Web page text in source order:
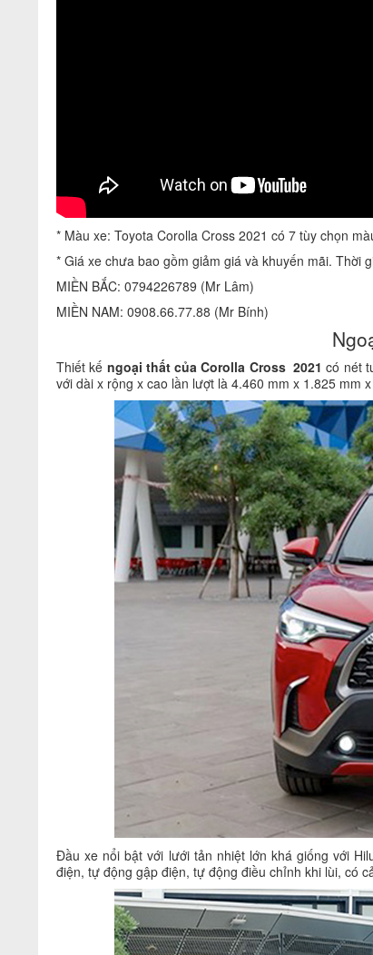
* Màu xe: Toyota Corolla Cross 2021 có 7 tùy chọn
* Giá xe chưa bao gồm giảm giá và khuyến mãi. Thời
MIỀN BẮC: 0794226789 (Mr Lâm)
MIỀN NAM: 0908.66.77.88 (Mr Bính)
Thiết kế ngoại thất của Corolla Cross 2021 có nét
với dài x rộng x cao lần lượt là 4.460 mm x 1.825 mm
Đầu xe nổi bật với lưới tản nhiệt lớn khá giống với
điện, tự động gập điện, tự động điều chỉnh khi lùi, có